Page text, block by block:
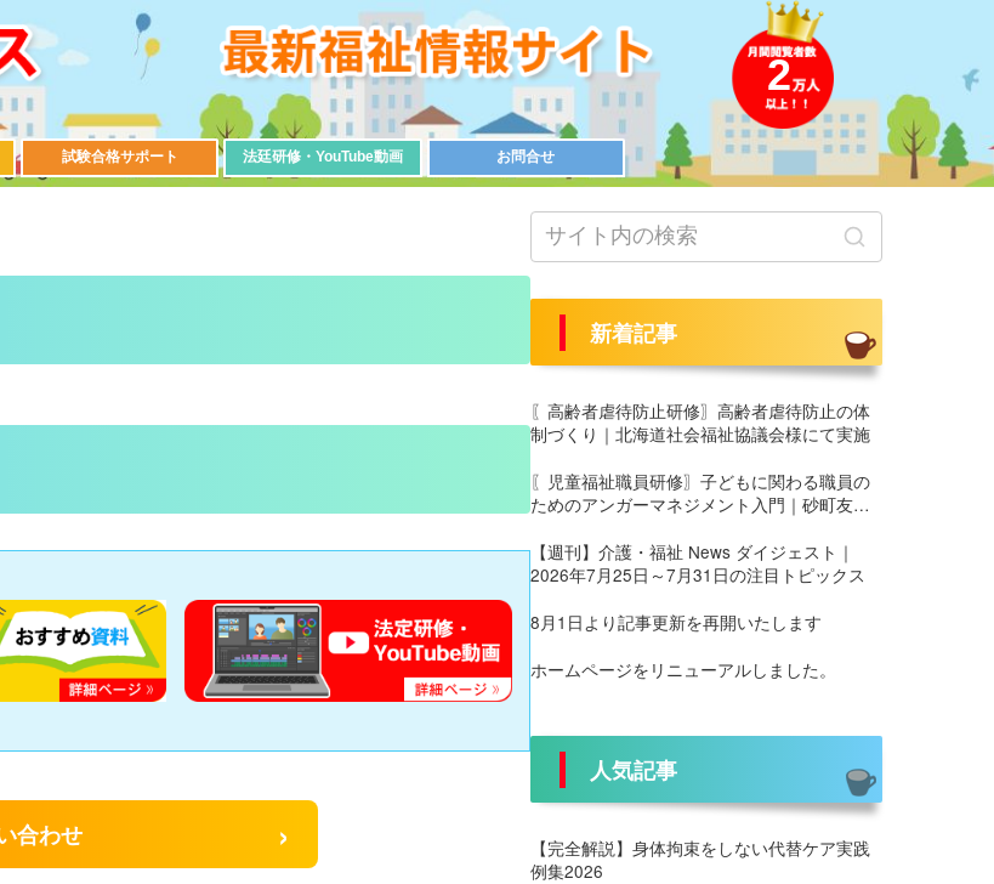
2
試験合格サポート 法廷研修・YouTube動画 お問合せ
合わせ ›
新着記事
〖高齢者虐待防止研修〗高齢者虐待防止の体
制づくり｜北海道社会福祉協議会様にて実施
〖児童福祉職員研修〗子どもに関わる職員の
ためのアンガーマネジメント入門｜砂町友愛
【週刊】介護・福祉 News ダイジェスト｜
2026年7月25日～7月31日の注目トピックス
8月1日より記事更新を再開いたします
ホームページをリニューアルしました。
人気記事
【完全解説】身体拘束をしない代替ケア実践
例集2026